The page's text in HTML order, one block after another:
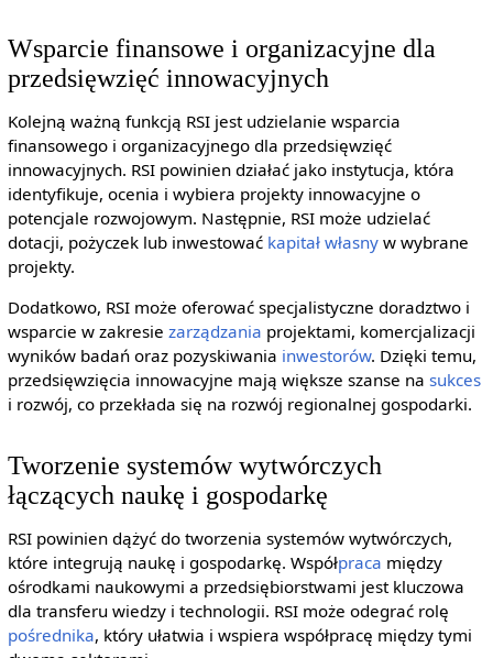
Wsparcie finansowe i organizacyjne dla
przedsięwzięć innowacyjnych
Kolejną ważną funkcją RSI jest udzielanie wsparcia
finansowego i organizacyjnego dla przedsięwzięć
innowacyjnych. RSI powinien działać jako instytucja, która
identyfikuje, ocenia i wybiera projekty innowacyjne o
potencjale rozwojowym. Następnie, RSI może udzielać
dotacji, pożyczek lub inwestować kapitał własnyw wybrane
projekty.
Dodatkowo, RSI może oferować specjalistyczne doradztwo i
wsparcie w zakresie zarządzania projektami, komercjalizacji
wyników badań oraz pozyskiwania inwestorów. Dzięki temu,
przedsięwzięcia innowacyjne mają większe szanse na sukces
i rozwój, co przekłada się na rozwój regionalnej gospodarki.
Tworzenie systemów wytwórczych
łączących naukę i gospodarkę
RSI powinien dążyć do tworzenia systemów wytwórczych,
które integrują naukę i gospodarkę. Współpraca między
ośrodkami naukowymi a przedsiębiorstwami jest kluczowa
dla transferu wiedzy i technologii. RSI może odegrać rolę
pośrednika, który ułatwia i wspiera współpracę między tymi